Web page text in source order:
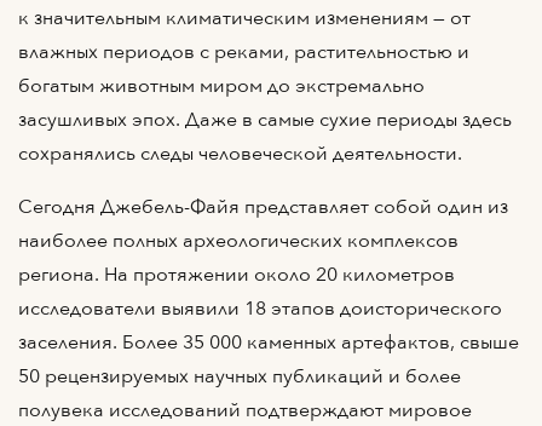
к значительным климатическим изменениям — от
влажных периодов с реками, растительностью и
богатым животным миром до экстремально
засушливых эпох. Даже в самые сухие периоды здесь
сохранялись следы человеческой деятельности.
Сегодня Джебель-Файя представляет собой один из
наиболее полных археологических комплексов
региона. На протяжении около 20 километров
исследователи выявили 18 этапов доисторического
заселения. Более 35 000 каменных артефактов, свыше
50 рецензируемых научных публикаций и более
полувека исследований подтверждают мировое